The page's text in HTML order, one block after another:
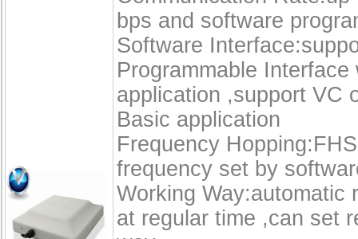
bps and software
Software
Programmable Interface
application ,support VC
Basic application
Frequency
frequency set by
Working Way:automatic
at regular time ,can set